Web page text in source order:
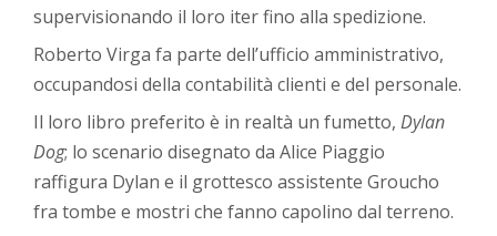
supervisionando il loro iter fino alla spedizione.
Roberto Virga fa parte dell’ufficio amministrativo,
occupandosi della contabilità clienti e del personale.
Il loro libro preferito è in realtà un fumetto,Dylan
Dog; lo scenario disegnato da Alice Piaggio
raffigura Dylan e il grottesco assistente Groucho
fra tombe e mostri che fanno capolino dal terreno.